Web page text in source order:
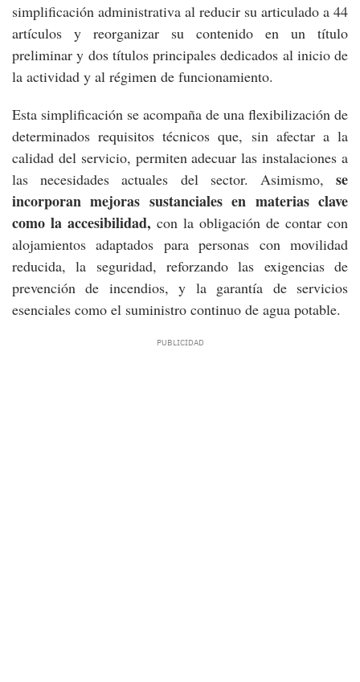
simplificación administrativa al reducir su articulado a 44
artículos y reorganizar su contenido en un título
preliminar y dos títulos principales dedicados al inicio de
la actividad y al régimen de funcionamiento.
Esta simplificación se acompaña de una flexibilización de
determinados requisitos técnicos que, sin afectar a la
calidad del servicio, permiten adecuar las instalaciones a
las necesidades actuales del sector. Asimismo, se
incorporan mejoras sustanciales en materias clave
como la accesibilidad, con la obligación de contar con
alojamientos adaptados para personas con movilidad
reducida, la seguridad, reforzando las exigencias de
prevención de incendios, y la garantía de servicios
esenciales como el suministro continuo de agua potable.